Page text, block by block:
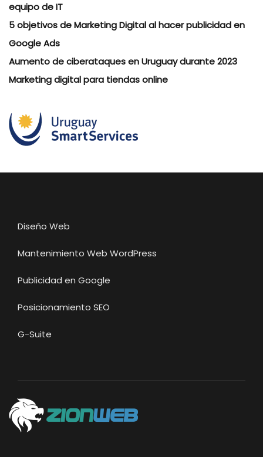
equipo de IT
5 objetivos de Marketing Digital al hacer publicidad en
Google Ads
Aumento de ciberataques en Uruguay durante 2023
Marketing digital para tiendas online
Diseño Web
Mantenimiento Web WordPress
Publicidad en Google
Posicionamiento SEO
G-Suite